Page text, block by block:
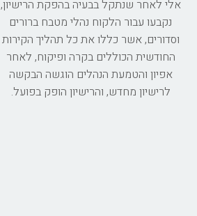
אלי לאחר שנתקל בבעיה בהפקת הרישיון,
נקבעו עבור הלקוח נהלי מטבח ברורים
וסדורים, אשר כללו את כל תהליך הקירות
החודשית הכוללים בקרה ופיקוח, לאחר
אפיון והטמעת הנהלים הוגשה הבקשה
לרישיון מחדש, והרישיון הופק בפועל.